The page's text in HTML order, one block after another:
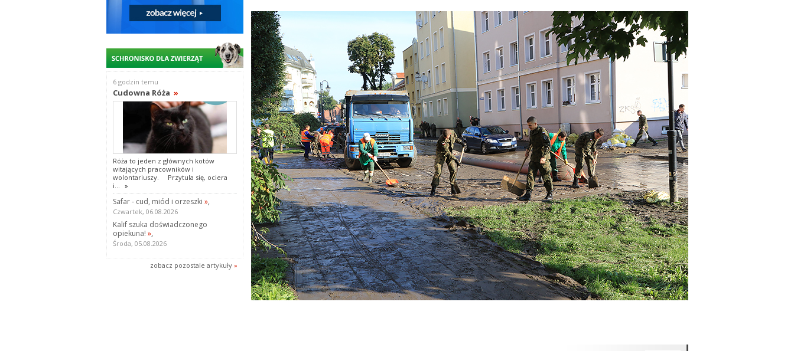
6 godzin temu
Cudowna Róża »
Róża to jeden z głównych kotów
witających pracowników i
wolontariuszy. Przytula się, ociera
i... »
Safar - cud, miód i orzeszki »,
Czwartek, 06.08.2026
Kalif szuka doświadczonego
opiekuna! »,
Środa, 05.08.2026
zobacz pozostale artykuły »